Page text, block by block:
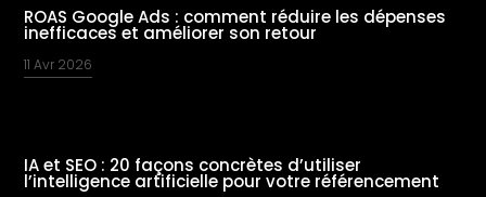
ROAS Google Ads : comment réduire les dépenses
inefficaces et améliorer son retour
11 Avr 2026
IA et SEO : 20 façons concrètes d’utiliser
l’intelligence artificielle pour votre référencement